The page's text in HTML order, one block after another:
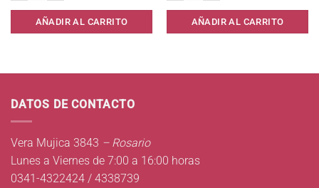
AÑADIR AL CARRITO AÑADIR AL CARRITO
DATOS DE CONTACTO
Vera Mujica 3843 – Rosario
Lunes a Viernes de 7:00 a 16:00 horas
0341-4322424 / 4338739